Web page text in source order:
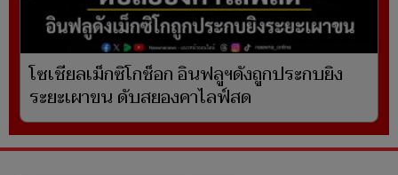
โซเชียลเม็กซิโกช็อก อินฟลูฯดังถูกประกบยิง
ระยะเผาขน ดับสยองคาไลฟ์สด